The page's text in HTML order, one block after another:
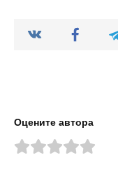
Оцените автора